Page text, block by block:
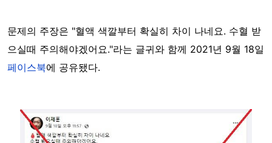
문제의 주장은 "혈액 색깔부터 확실히 차이 나네요. 수혈 받
으실때 주의해야겠어요."라는 글귀와 함께 2021년 9월 18일
페이스북에 공유됐다.
Image